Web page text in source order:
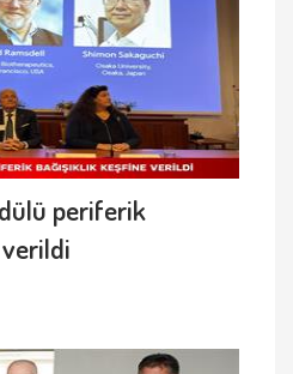
periferik
verildi